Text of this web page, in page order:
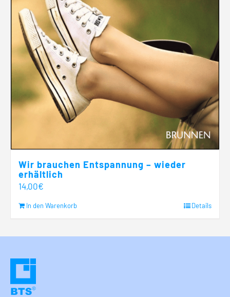
Wir brauchen Entspannung – wieder
erhältlich
14,00€
In den Warenkorb Details